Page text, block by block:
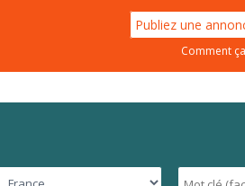
Publiez une
Comment